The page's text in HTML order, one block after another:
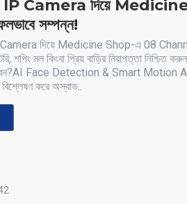
Camera দিয়ে
সম্পন্ন!
দিয়ে Medicine Shop-এ 08
শপিং মল কিংবা প্রিয় বাড়ির নিরাপত্তা
Face Detection & Smart Motion
করে অস্বাভ..